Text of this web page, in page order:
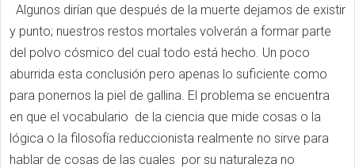
Algunos dirían que después de la muerte dejamos de existir
y punto; nuestros restos mortales volverán a formar parte
del polvo cósmico del cual todo está hecho. Un poco
aburrida esta conclusión pero apenas lo suficiente como
para ponernos la piel de gallina. El problema se encuentra
en que el vocabulario de la ciencia que mide cosas o la
lógica o la filosofía reduccionista realmente no sirve para
hablar de cosas de las cuales por su naturaleza no